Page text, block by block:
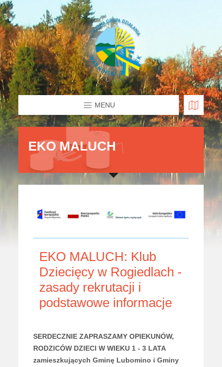
MENU
EKO MALUCH
EKO MALUCH: Klub
Dziecięcy w Rogiedlach -
zasady rekrutacji i
podstawowe informacje
SERDECZNIE ZAPRASZAMY OPIEKUNÓW,
RODZICÓW DZIECI W WIEKU 1 - 3 LATA
zamieszkujących Gminę Lubomino i Gminy